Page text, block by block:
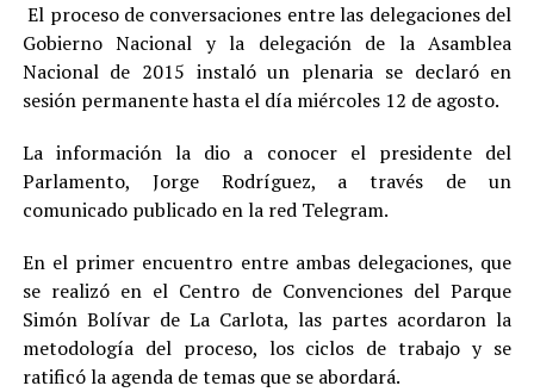
El proceso de conversaciones entre las delegaciones del
Gobierno Nacional y la delegación de la Asamblea
Nacional de 2015 instaló un plenaria se declaró en
sesión permanente hasta el día miércoles 12 de agosto.
La información la dio a conocer el presidente del
Parlamento, Jorge Rodríguez, a través de un
comunicado publicado en la red Telegram.
En el primer encuentro entre ambas delegaciones, que
se realizó en el Centro de Convenciones del Parque
Simón Bolívar de La Carlota, las partes acordaron la
metodología del proceso, los ciclos de trabajo y se
ratificó la agenda de temas que se abordará.